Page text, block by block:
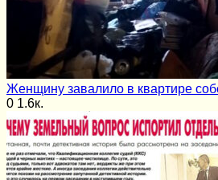
Женщину завалило в квартире
0 1.6к.